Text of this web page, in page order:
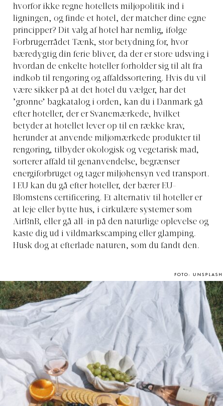
hvorfor ikke regne hotellets miljøpolitik ind i
ligningen, og finde et hotel, der matcher dine egne
principper? Dit valg af hotel har nemlig, ifølge
Forbrugerrådet Tænk, stor betydning for, hvor
bæredygtig din ferie bliver, da der er store udsving i
hvordan de enkelte hoteller forholder sig til alt fra
indkøb til rengøring og affaldssortering. Hvis du vil
være sikker på at det hotel du vælger, har det
’grønne’ bagkatalog i orden, kan du i Danmark gå
efter hoteller, der er Svanemærkede, hvilket
betyder at hotellet lever op til en række krav,
herunder at anvende miljømærkede produkter til
rengøring, tilbyder økologisk og vegetarisk mad,
sorterer affald til genanvendelse, begrænser
energiforbruget og tager miljøhensyn ved transport.
I EU kan du gå efter hoteller, der bærer EU-
Blomstens certificering. Et alternativ til hoteller er
at leje eller bytte hus, i cirkulære systemer som
AirBnB, eller gå all-in på den naturlige oplevelse og
kaste dig ud i vildmarkscamping eller glamping.
Husk dog at efterlade naturen, som du fandt den.
FOTO: UNSPLASH